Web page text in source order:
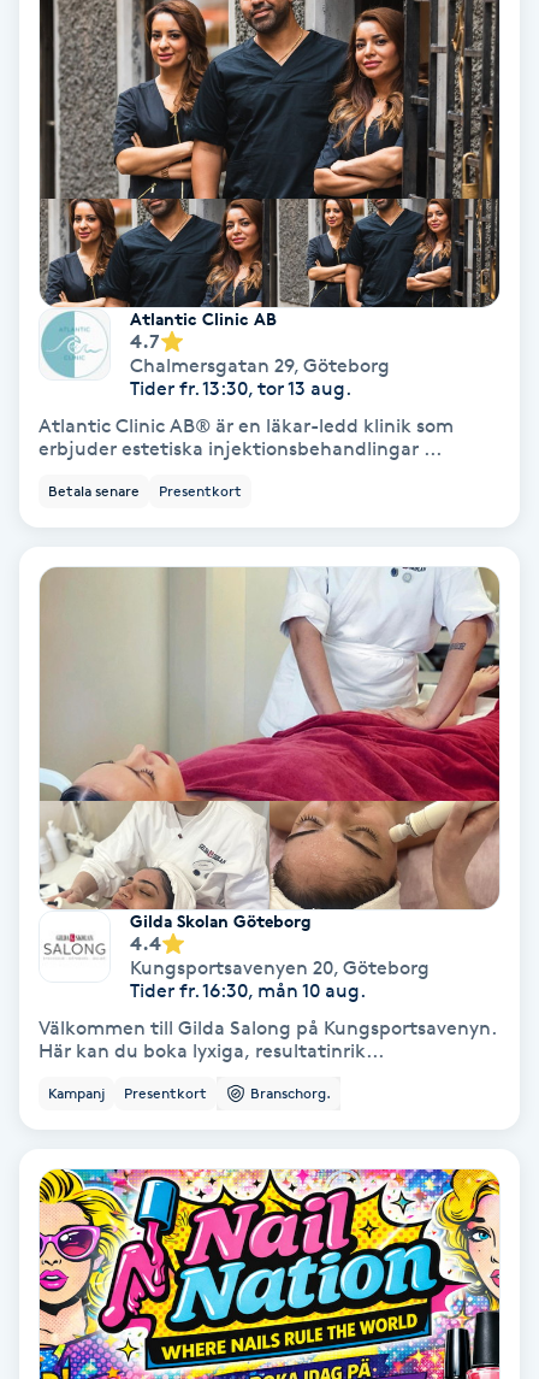
Ansiktsbehandling djuprengörande
Babylights
Balayage
Bambumassage
Barber
Barnklippning
BIAB
Blowout
Brynplockning
Bröllopsuppsättning
Celluliter
Coachning
Color correction
Damklippning
Dermapen
Atlantic Clinic AB
4.7
Chalmersgatan 29, Göteborg
Tider fr. 13:30, tor 13 aug.
Atlantic Clinic AB® är en läkar-ledd klinik som
erbjuder estetiska injektionsbehandlingar ...
Betala senare Presentkort
Gilda Skolan Göteborg
4.4
Kungsportsavenyen 20, Göteborg
Tider fr. 16:30, mån 10 aug.
Välkommen till Gilda Salong på Kungsportsavenyn.
Här kan du boka lyxiga, resultatinrik...
Kampanj Presentkort Branschorg.